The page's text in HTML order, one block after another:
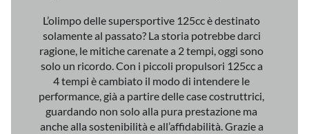
L’olimpo delle supersportive 125cc è destinato
solamente al passato? La storia potrebbe darci
ragione, le mitiche carenate a 2 tempi, oggi sono
solo un ricordo. Con i piccoli propulsori 125cc a
4 tempi è cambiato il modo di intendere le
performance, già a partire delle case costruttrici,
guardando non solo alla pura prestazione ma
anche alla sostenibilità e all’affidabilità. Grazie a